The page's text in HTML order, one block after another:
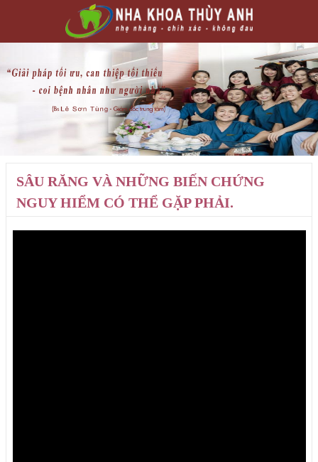
SÂU RĂNG VÀ NHỮNG BIẾN CHỨNG
NGUY HIỂM CÓ THỂ GẶP PHẢI.